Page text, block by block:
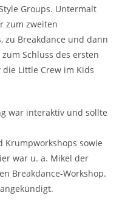
Groups. Untermalt
zum zweiten
zu Breakdance und dann
Schluss des ersten
Little Crew im Kids
war interaktiv und sollte
Krumpworkshops sowie
war u. a. Mikel der
Breakdance-Workshop.